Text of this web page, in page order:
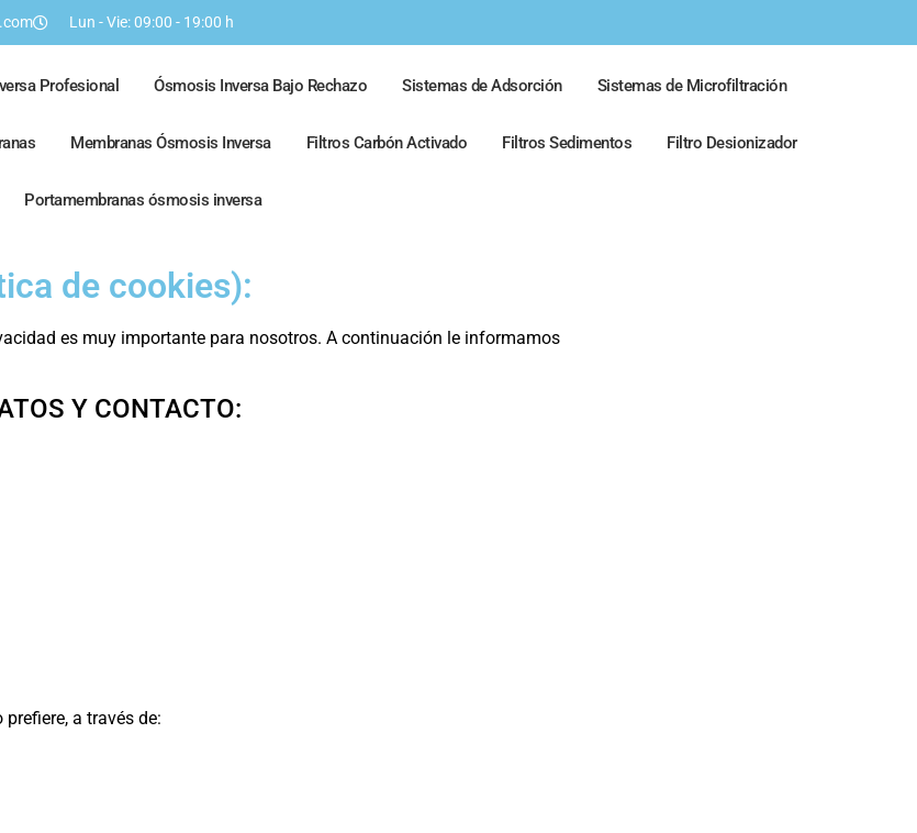
Lun - Vie: 09:00 - 19:00 h
Profesional Ósmosis Inversa Bajo Rechazo Sistemas de Adsorción Sistemas de Microfiltración
Membranas Ósmosis Inversa Filtros Carbón Activado Filtros Sedimentos Filtro Desionizador
Portamembranas ósmosis inversa
de cookies):
es muy importante para nosotros. A continuación le informamos
Y CONTACTO:
prefiere, a través de: